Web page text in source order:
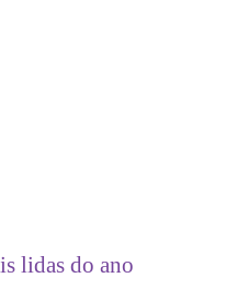
lidas do ano